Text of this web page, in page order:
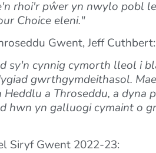
rhoi'r pŵer yn nwylo pobl
Choice eleni."
Gwent, Jeff Cuthbert:
sy'n cynnig cymorth lleol i
gwrthgymdeithasol.
a Throseddu, a dyna
hwn yn galluogi cymaint o
Siryf Gwent 2022-23: